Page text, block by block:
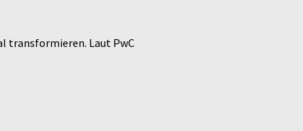
transformieren. Laut PwC